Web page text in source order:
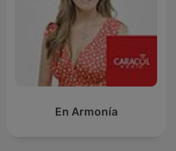
En Armonía